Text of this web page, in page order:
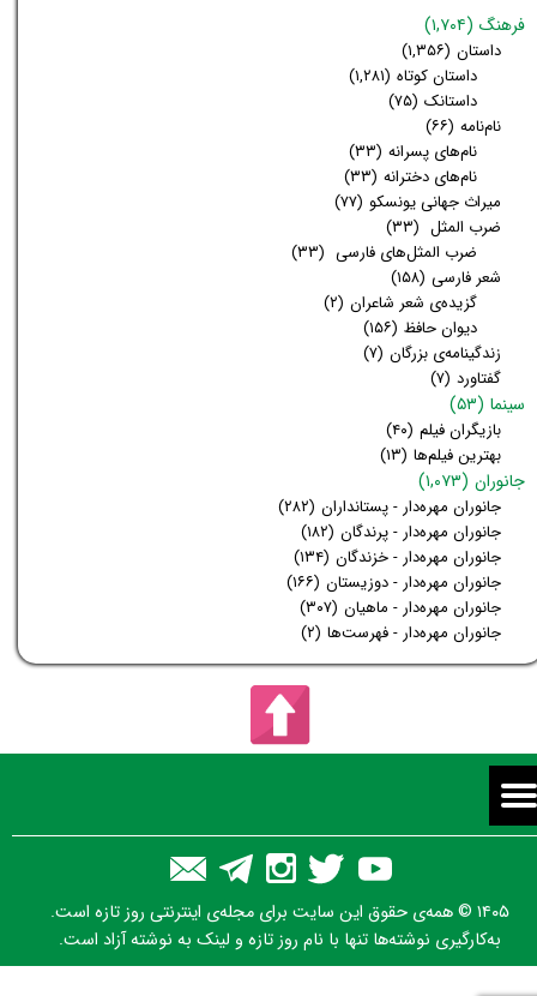
فرهنگ (۱,۷۰۴)
داستان (۱,۳۵۶)
داستان کوتاه (۱,۲۸۱)
داستانک (۷۵)
نام‌نامه (۶۶)
نام‌های پسرانه (۳۳)
نام‌های دخترانه (۳۳)
میراث جهانی یونسکو (۷۷)
ضرب المثل (۳۳)
ضرب المثل‌های فارسی (۳۳)
شعر فارسی (۱۵۸)
گزیده‌ی شعر شاعران (۲)
دیوان حافظ (۱۵۶)
زندگینامه‌ی بزرگان (۷)
گفتاورد (۷)
سینما (۵۳)
بازیگران فیلم (۴۰)
بهترین فیلم‌ها (۱۳)
جانوران (۱,۰۷۳)
جانوران مهره‌دار - پستانداران (۲۸۲)
جانوران مهره‌دار - پرندگان (۱۸۲)
جانوران مهره‌دار - خزندگان (۱۳۴)
جانوران مهره‌دار - دوزیستان (۱۶۶)
جانوران مهره‌دار - ماهیان (۳۰۷)
جانوران مهره‌دار - فهرست‌ها (۲)
۱۴۰۵ © همه‌ی حقوق این سایت برای مجله‌ی اینترنتی روز تازه است.
به‌کارگیری نوشته‌ها تنها با نام روز تازه و لینک به نوشته آزاد است.